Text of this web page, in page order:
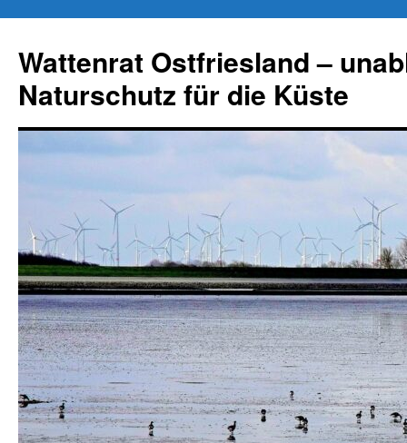
springen
Wattenrat Ostfriesland –
Naturschutz für die Küste